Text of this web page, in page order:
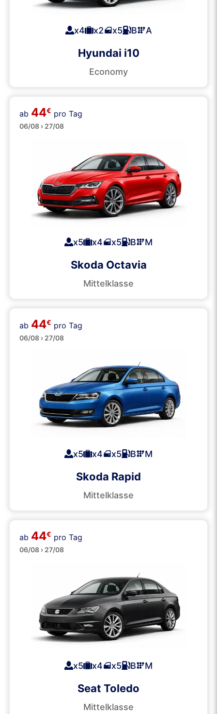
x4 x2 x5 B A
Hyundai i10
Economy
Große
ab 44€ pro Tag
06/08 › 27/08
x5 x4 x5 B M
Skoda Octavia
Mittelklasse
Große
ab 44€ pro Tag
06/08 › 27/08
x5 x4 x5 B M
Skoda Rapid
Mittelklasse
Große
ab 44€ pro Tag
06/08 › 27/08
x5 x4 x5 B M
Seat Toledo
Mittelklasse